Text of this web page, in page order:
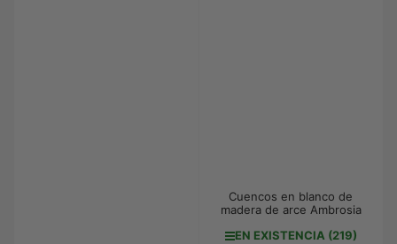
Cuencos en blanco de
madera de arce Ambrosia
EN EXISTENCIA (219)